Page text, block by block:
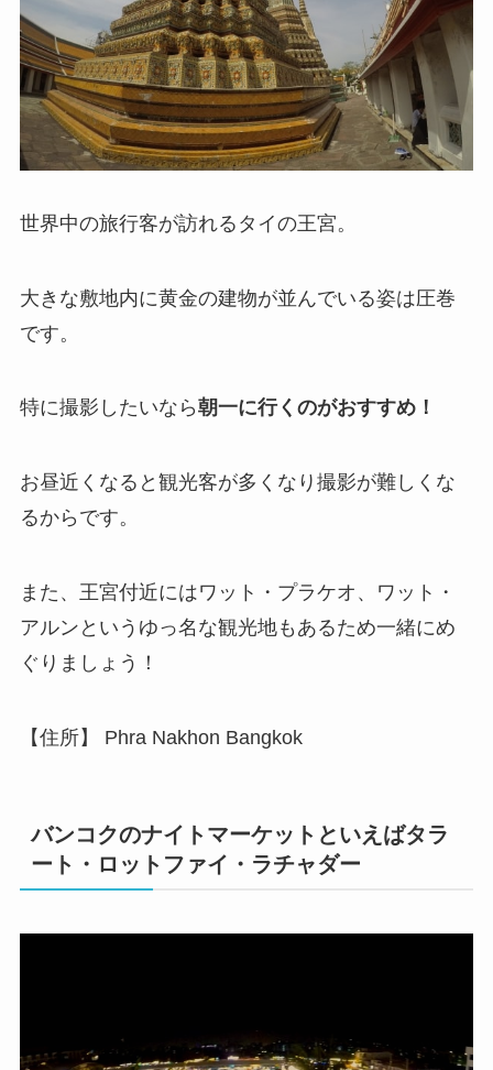
世界中の旅行客が訪れるタイの王宮。
大きな敷地内に黄金の建物が並んでいる姿は圧巻
です。
特に撮影したいなら朝一に行くのがおすすめ！
お昼近くなると観光客が多くなり撮影が難しくな
るからです。
また、王宮付近にはワット・プラケオ、ワット・
アルンというゆっ名な観光地もあるため一緒にめ
ぐりましょう！
【住所】 Phra Nakhon Bangkok
バンコクのナイトマーケットといえばタラ
ート・ロットファイ・ラチャダー